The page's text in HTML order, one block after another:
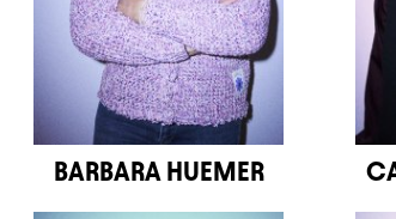
BARBARA HUEMER